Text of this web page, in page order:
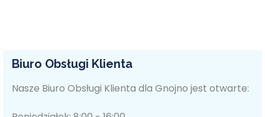
Biuro Obsługi Klienta
Nasze Biuro Obsługi Klienta dla Gnojno jest otwarte: